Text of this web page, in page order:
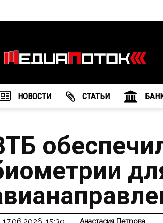
агентство
"МедиаПоток"
НОВОСТИ CТАТЬИ
Анастасия Петрова